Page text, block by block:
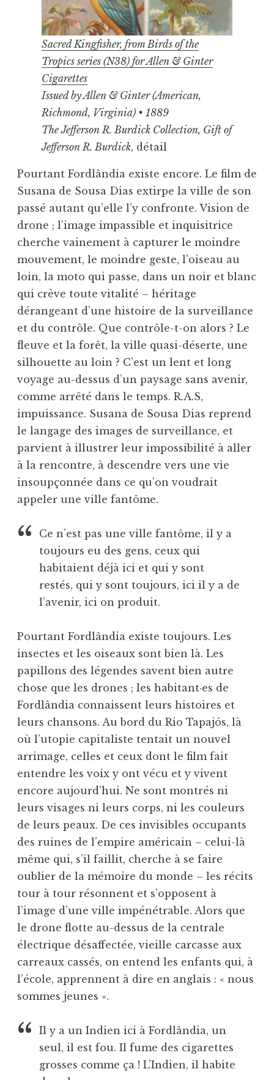
Sacred Kingfisher, from Birds of the
Tropics series (N38) for Allen & Ginter
Cigarettes
Issued by Allen & Ginter (American,
Richmond, Virginia) • 1889
The Jefferson R. Burdick Collection, Gift of
Jefferson R. Burdick, détail
Pourtant Fordlândia existe encore. Le film de
Susana de Sousa Dias extirpe la ville de son
passé autant qu’elle l’y confronte. Vision de
drone ; l’image impassible et inquisitrice
cherche vainement à capturer le moindre
mouvement, le moindre geste, l’oiseau au
loin, la moto qui passe, dans un noir et blanc
qui crève toute vitalité – héritage
dérangeant d’une histoire de la surveillance
et du contrôle. Que contrôle-t-on alors ? Le
fleuve et la forêt, la ville quasi-déserte, une
silhouette au loin ? C’est un lent et long
voyage au-dessus d’un paysage sans avenir,
comme arrêté dans le temps. R.A.S,
impuissance. Susana de Sousa Dias reprend
le langage des images de surveillance, et
parvient à illustrer leur impossibilité à aller
à la rencontre, à descendre vers une vie
insoupçonnée dans ce qu’on voudrait
appeler une ville fantôme.
Ce n’est pas une ville fantôme, il y a
toujours eu des gens, ceux qui
habitaient déjà ici et qui y sont
restés, qui y sont toujours, ici il y a de
l’avenir, ici on produit.
Pourtant Fordlândia existe toujours. Les
insectes et les oiseaux sont bien là. Les
papillons des légendes savent bien autre
chose que les drones ; les habitant·es de
Fordlândia connaissent leurs histoires et
leurs chansons. Au bord du Rio Tapajós, là
où l’utopie capitaliste tentait un nouvel
arrimage, celles et ceux dont le film fait
entendre les voix y ont vécu et y vivent
encore aujourd’hui. Ne sont montrés ni
leurs visages ni leurs corps, ni les couleurs
de leurs peaux. De ces invisibles occupants
des ruines de l’empire américain – celui-là
même qui, s’il faillit, cherche à se faire
oublier de la mémoire du monde – les récits
tour à tour résonnent et s’opposent à
l’image d’une ville impénétrable. Alors que
le drone flotte au-dessus de la centrale
électrique désaffectée, vieille carcasse aux
carreaux cassés, on entend les enfants qui, à
l’école, apprennent à dire en anglais : « nous
sommes jeunes ».
Il y a un Indien ici à Fordlândia, un
seul, il est fou. Il fume des cigarettes
grosses comme ça ! L’Indien, il habite